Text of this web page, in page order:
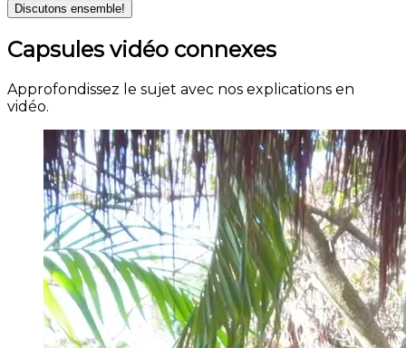
Discutons ensemble!
Capsules vidéo connexes
Approfondissez le sujet avec nos explications en
vidéo.